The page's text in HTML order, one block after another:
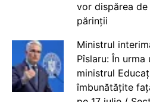
vor dispărea de
părinții
Ministrul
Pîslaru: În
ministrul
îmbunătățite